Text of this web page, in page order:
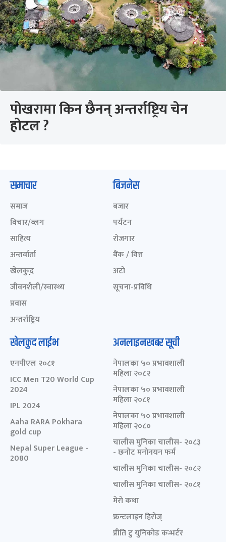
पोखरामा किन छैनन् अन्तर्राष्ट्रिय चेन
होटल ?
समाचार
समाज
विचार/ब्लग
साहित्य
अन्तर्वार्ता
खेलकुद़़
जीवनशैली/स्वास्थ्य
प्रवास
अन्तर्राष्ट्रिय
बिजनेस
बजार
पर्यटन
रोजगार
बैंक / वित्त
अटो
सूचना-प्रविधि
खेलकुद लाईभ
एनपीएल २०८१
ICC Men T20 World Cup
2024
IPL 2024
Aaha RARA Pokhara
gold cup
Nepal Super League -
2080
अनलाइनखबर सूची
नेपालका ५० प्रभावशाली
महिला २०८२
नेपालका ५० प्रभावशाली
महिला २०८१
नेपालका ५० प्रभावशाली
महिला २०८०
चालीस मुनिका चालीस- २०८३
- छनोट मनोनयन फर्म
चालीस मुनिका चालीस- २०८२
चालीस मुनिका चालीस- २०८१
मेरो कथा
फ्रन्टलाइन हिरोज्
प्रीति टु युनिकोड कन्भर्टर